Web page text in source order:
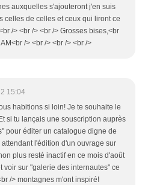
auxquelles s'ajouteront j'en suis
celles de celles et ceux qui liront ce
/> <br /> <br /> Grosses bises,<br
/> <br /> <br /> <br />
15:04
habitions si loin! Je te souhaite le
si tu lançais une souscription auprès
pour éditer un catalogue digne de
attendant l'édition d'un ouvrage sur
plus resté inactif en ce mois d'août
voir sur "galerie des internautes" ce
/> montagnes m'ont inspiré!